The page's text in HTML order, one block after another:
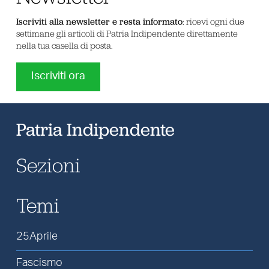
Iscriviti alla newsletter e resta informato: ricevi ogni due
settimane gli articoli di Patria Indipendente direttamente
nella tua casella di posta.
Iscriviti ora
Patria Indipendente
Sezioni
Temi
25Aprile
Fascismo